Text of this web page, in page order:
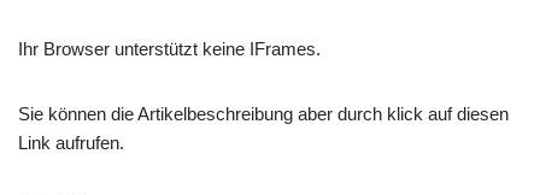
Ihr Browser unterstützt keine IFrames.
Sie können die Artikelbeschreibung aber durch klick auf diesen
Link aufrufen.